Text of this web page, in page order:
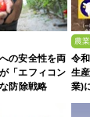
の安全性を両
「エフィコン
防除戦略
農
令
生
業)